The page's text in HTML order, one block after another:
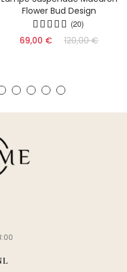
Flower Bud Design
(20)
69,00 € 120,00 €